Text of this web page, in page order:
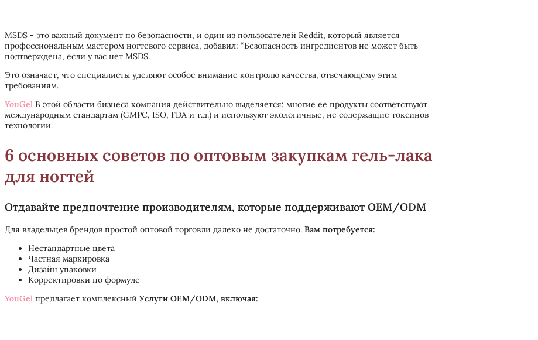
MSDS - это важный документ по безопасности, и один из пользователей Reddit, который является
профессиональным мастером ногтевого сервиса, добавил: “Безопасность ингредиентов не может быть
подтверждена, если у вас нет MSDS.
Это означает, что специалисты уделяют особое внимание контролю качества, отвечающему этим
требованиям.
YouGel В этой области бизнеса компания действительно выделяется: многие ее продукты соответствуют
международным стандартам (GMPC, ISO, FDA и т.д.) и используют экологичные, не содержащие токсинов
технологии.
6 основных советов по оптовым закупкам гель-лака
для ногтей
Отдавайте предпочтение производителям, которые поддерживают OEM/ODM
Для владельцев брендов простой оптовой торговли далеко не достаточно. Вам потребуется:
Нестандартные цвета
Частная маркировка
Дизайн упаковки
Корректировки по формуле
YouGel предлагает комплексный Услуги OEM/ODM, включая: